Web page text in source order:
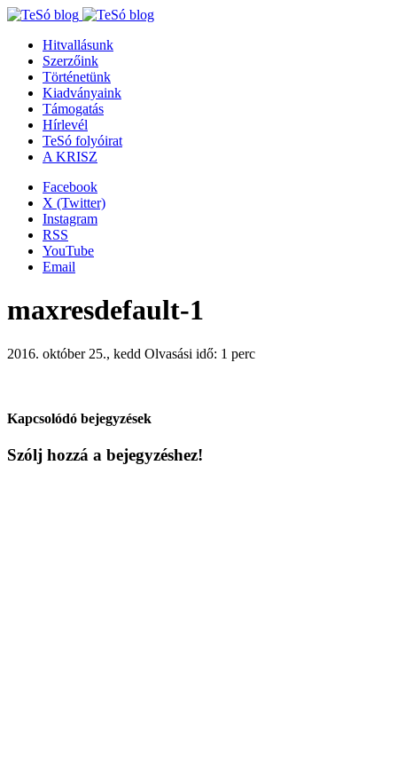
Hitvallásunk
Szerzőink
Történetünk
Kiadványaink
Támogatás
Hírlevél
TeSó folyóirat
A KRISZ
Facebook
X (Twitter)
Instagram
RSS
YouTube
Email
maxresdefault-1
2016. október 25., kedd Olvasási idő: 1 perc
Kapcsolódó bejegyzések
Szólj hozzá a bejegyzéshez!